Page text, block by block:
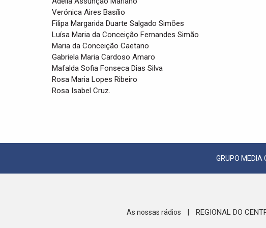
Verónica Aires Basílio
Filipa Margarida Duarte Salgado Simões
Luísa Maria da Conceição Fernandes Simão
Maria da Conceição Caetano
Gabriela Maria Cardoso Amaro
Mafalda Sofia Fonseca Dias Silva
Rosa Maria Lopes Ribeiro
Rosa Isabel Cruz.
GRUPO MEDIA
As nossas rádios REGIONAL DO